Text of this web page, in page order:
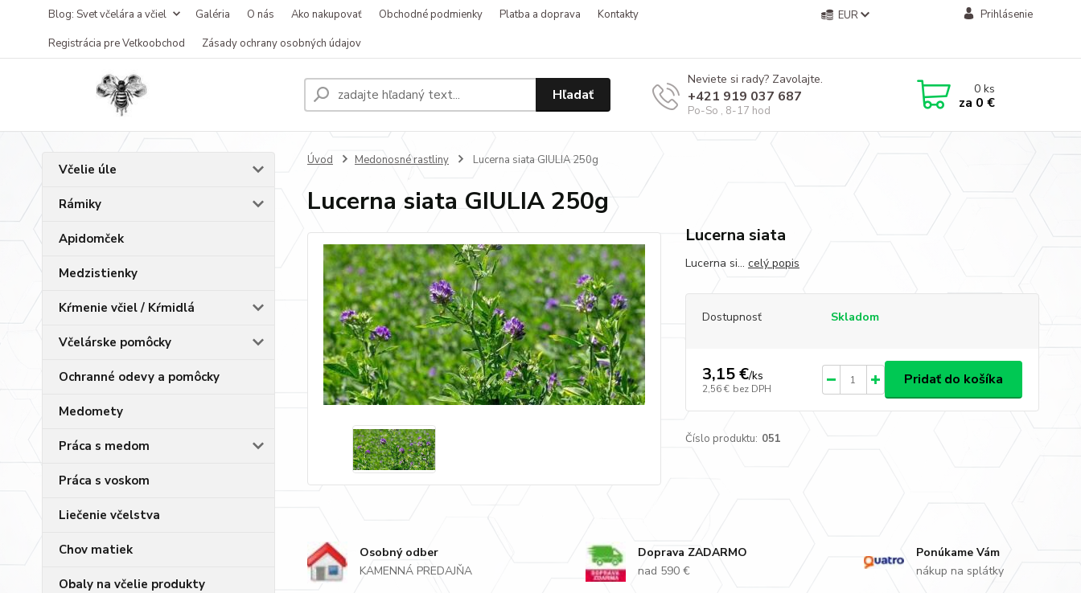
Blog: Svet včelára a včiel Galéria O nás Ako nakupovať Obchodné podmienky Platba a doprava
Kontakty
Registrácia pre Veľkoobchod
Zásady ochrany osobných údajov
EUR Prihlásenie
Hľadať
Neviete si rady? Zavolajte.
+421 919 037 687
Po-So , 8-17 hod
0ks
za 0 €
Včelie úle
Rámiky
Apidomček
Medzistienky
Kŕmenie včiel / Kŕmidlá
Včelárske pomôcky
Ochranné odevy a pomôcky
Medomety
Práca s medom
Práca s voskom
Liečenie včelstva
Chov matiek
Obaly na včelie produkty
Úvod Medonosné rastliny Lucerna siata GIULIA 250g
Lucerna siata GIULIA 250g
Lucerna siata
Lucerna si... celý popis
Dostupnosť Skladom
3,15 €/ks
2,56 € bez DPH
Pridať do košíka
Číslo produktu: 051
Osobný odber
KAMENNÁ PREDAJŇA
Doprava ZADARMO
nad 590 €
Ponúkame Vám
nákup na splátky